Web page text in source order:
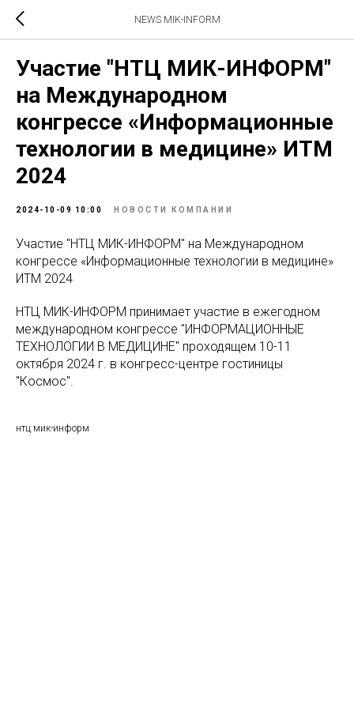
NEWS MIK-INFORM
Участие "НТЦ МИК-ИНФОРМ"
на Международном
конгрессе «Информационные
технологии в медицине» ИТМ
2024
2024-10-09 10:00 НОВОСТИ КОМПАНИИ
Участие "НТЦ МИК-ИНФОРМ" на Международном
конгрессе «Информационные технологии в медицине»
ИТМ 2024
НТЦ МИК-ИНФОРМ принимает участие в ежегодном
международном конгрессе "ИНФОРМАЦИОННЫЕ
ТЕХНОЛОГИИ В МЕДИЦИНЕ" проходящем 10-11
октября 2024 г. в конгресс-центре гостиницы
"Космос".
нтц мик-информ